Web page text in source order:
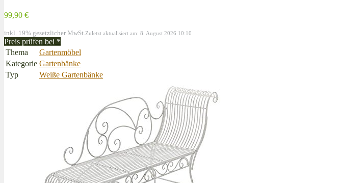
99,90 €
inkl. 19% gesetzlicher MwSt. Zuletzt aktualisiert am: 8. August 2026 10:10
Preis prüfen bei *
Thema
Gartenmöbel
Kategorie Gartenbänke
Typ
Weiße Gartenbänke